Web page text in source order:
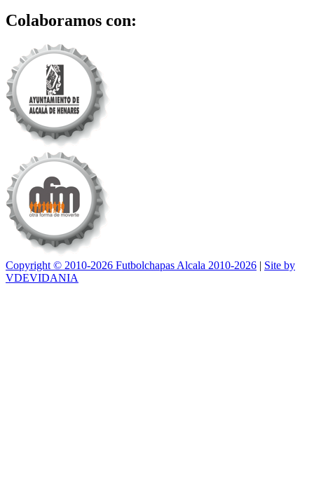
Colaboramos con:
Copyright © 2010-2026 Futbolchapas Alcala 2010-2026 | Site by
VDEVIDANIA